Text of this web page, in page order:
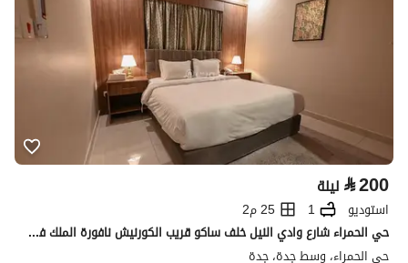
⃁200 ليلة
استوديو 1
25 م2
حي الحمراء شارع وادي النيل خلف ساكو قريب الكورنيش نافورة الملك فهد
حي الحمراء، وسط جدة، جدة